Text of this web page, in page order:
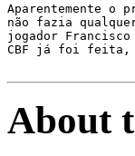
Aparentemente o
não fazia
jogador Francisco
CBF já foi feita,
About